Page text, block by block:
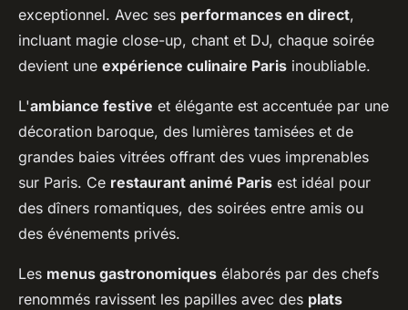
exceptionnel. Avec ses performances en direct,
incluant magie close-up, chant et DJ, chaque soirée
devient une expérience culinaire Paris inoubliable.
L'ambiance festive et élégante est accentuée par une
décoration baroque, des lumières tamisées et de
grandes baies vitrées offrant des vues imprenables
sur Paris. Ce restaurant animé Paris est idéal pour
des dîners romantiques, des soirées entre amis ou
des événements privés.
Les menus gastronomiques élaborés par des chefs
renommés ravissent les papilles avec des plats